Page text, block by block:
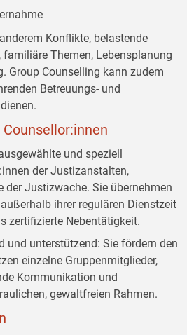
Konflikte, belastende
Themen, Lebensplanung
Group Counselling kann zudem
Betreuungs- und
und speziell
der Justizanstalten,
der Justizwache. Sie übernehmen
ihrer regulären Dienstzeit
zertifizierte Nebentätigkeit.
und unterstützend: Sie fördern den
einzelne Gruppenmitglieder,
Kommunikation und
gewaltfreien Rahmen.